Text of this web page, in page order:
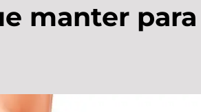
manter para